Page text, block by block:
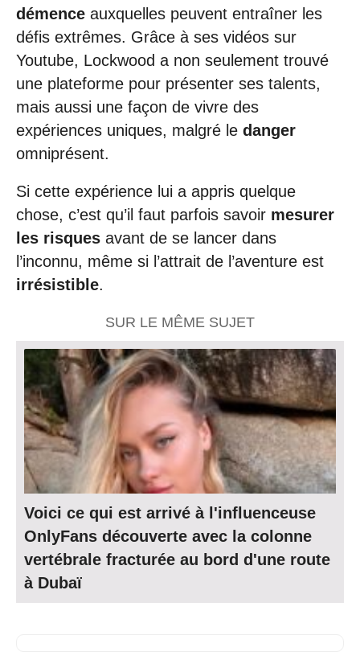
démence auxquelles peuvent entraîner les
défis extrêmes. Grâce à ses vidéos sur
Youtube, Lockwood a non seulement trouvé
une plateforme pour présenter ses talents,
mais aussi une façon de vivre des
expériences uniques, malgré le danger
omniprésent.
Si cette expérience lui a appris quelque
chose, c’est qu’il faut parfois savoir mesurer
les risques avant de se lancer dans
l’inconnu, même si l’attrait de l’aventure est
irrésistible.
SUR LE MÊME SUJET
Voici ce qui est arrivé à l'influenceuse
OnlyFans découverte avec la colonne
vertébrale fracturée au bord d'une route
à Dubaï